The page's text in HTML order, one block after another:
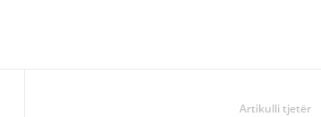
Artikulli tjetër